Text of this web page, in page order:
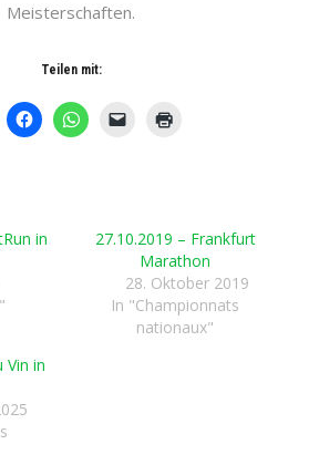
Meisterschaften.
Teilen mit:
in
27.10.2019 – Frankfurt
Marathon
28. Oktober 2019
In "Championnats
nationaux"
Vin in